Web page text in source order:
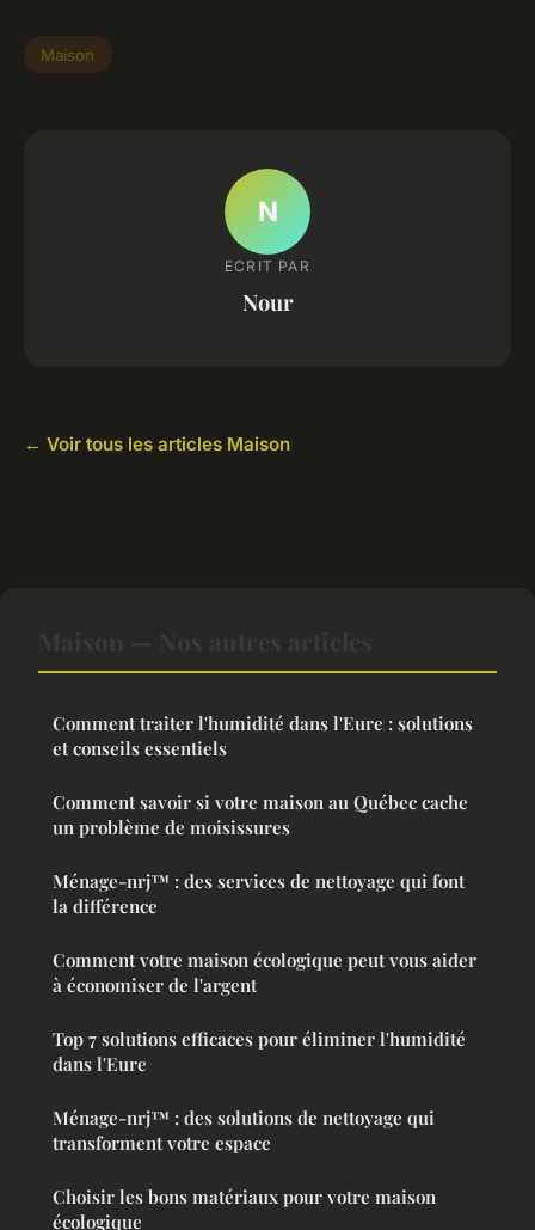
Maison
N
ECRIT PAR
Nour
← Voir tous les articles Maison
Comment traiter l'humidité dans l'Eure : solutions
et conseils essentiels
Comment savoir si votre maison au Québec cache
un problème de moisissures
Ménage-nrj™ : des services de nettoyage qui font
la différence
Comment votre maison écologique peut vous aider
à économiser de l'argent
Top 7 solutions efficaces pour éliminer l'humidité
dans l'Eure
Ménage-nrj™ : des solutions de nettoyage qui
transforment votre espace
Choisir les bons matériaux pour votre maison
écologique